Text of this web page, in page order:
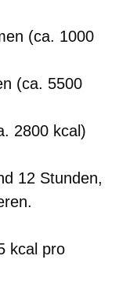
(ca. 1000
(ca. 5500
2800 kcal)
12 Stunden,
kcal pro